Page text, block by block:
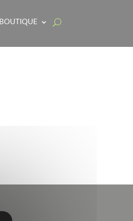
BOUTIQUE